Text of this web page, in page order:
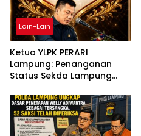
Lain-Lain
Ketua YLPK PERARI
Lampung: Penanganan
Status Sekda Lampung
Berdasarkan Aturan,
Bukan Tekanan Opini